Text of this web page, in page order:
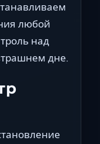
любой
над
дне.